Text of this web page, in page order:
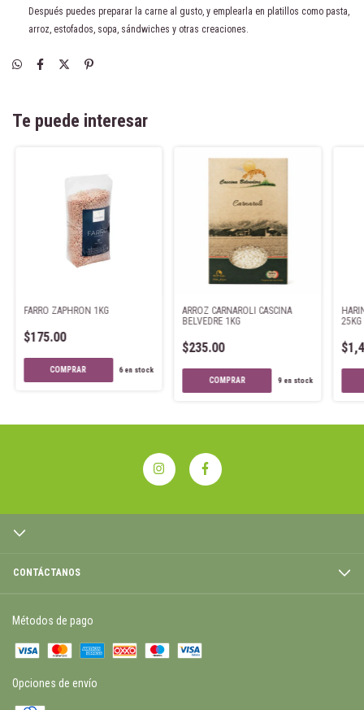
Después puedes preparar la carne al gusto, y emplearla en platillos como pasta,
arroz, estofados, sopa, sándwiches y otras creaciones.
Te puede interesar
FARRO ZAPHRON 1KG
$175.00
6en stock
ARROZ CARNAROLI CASCINA
BELVEDRE 1KG
$235.00
9 en stock
25KG
CONTÁCTANOS
Métodos de pago
Opciones de envío